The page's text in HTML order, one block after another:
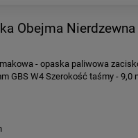
Obejma
- opaska paliwowa
GBS W4 Szerokość taśmy -